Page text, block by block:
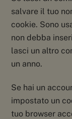
salvare il tuo
cookie. Sono
non debba
lasci un altro
un anno.
Se hai un
impostato un
tuo browser